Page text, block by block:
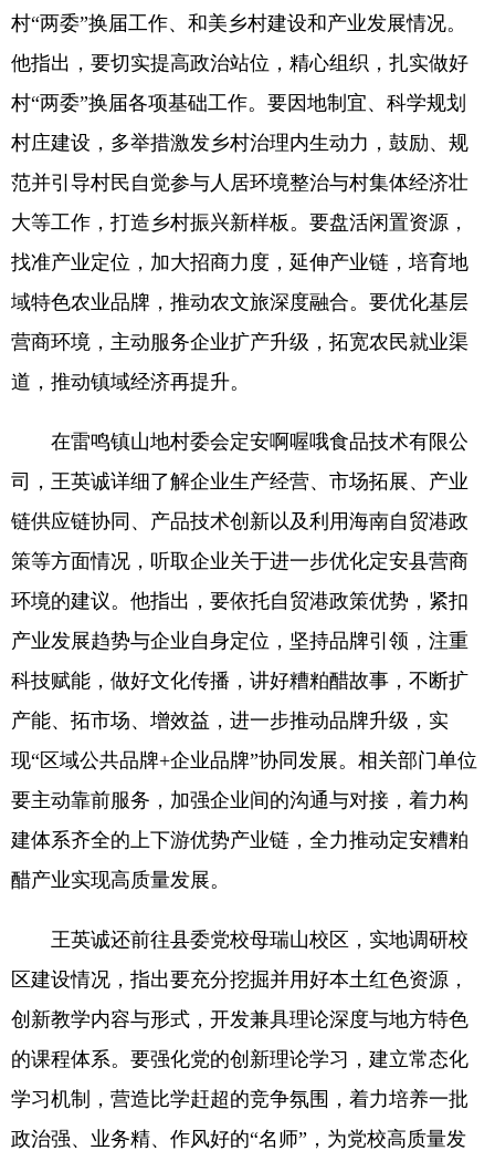
村“两委”换届工作、和美乡村建设和产业发展情况。
他指出，要切实提高政治站位，精心组织，扎实做好
村“两委”换届各项基础工作。要因地制宜、科学规划
村庄建设，多举措激发乡村治理内生动力，鼓励、规
范并引导村民自觉参与人居环境整治与村集体经济壮
大等工作，打造乡村振兴新样板。要盘活闲置资源，
找准产业定位，加大招商力度，延伸产业链，培育地
域特色农业品牌，推动农文旅深度融合。要优化基层
营商环境，主动服务企业扩产升级，拓宽农民就业渠
道，推动镇域经济再提升。
在雷鸣镇山地村委会定安啊喔哦食品技术有限公
司，王英诚详细了解企业生产经营、市场拓展、产业
链供应链协同、产品技术创新以及利用海南自贸港政
策等方面情况，听取企业关于进一步优化定安县营商
环境的建议。他指出，要依托自贸港政策优势，紧扣
产业发展趋势与企业自身定位，坚持品牌引领，注重
科技赋能，做好文化传播，讲好糟粕醋故事，不断扩
产能、拓市场、增效益，进一步推动品牌升级，实
现“区域公共品牌+企业品牌”协同发展。相关部门单位
要主动靠前服务，加强企业间的沟通与对接，着力构
建体系齐全的上下游优势产业链，全力推动定安糟粕
醋产业实现高质量发展。
王英诚还前往县委党校母瑞山校区，实地调研校
区建设情况，指出要充分挖掘并用好本土红色资源，
创新教学内容与形式，开发兼具理论深度与地方特色
的课程体系。要强化党的创新理论学习，建立常态化
学习机制，营造比学赶超的竞争氛围，着力培养一批
政治强、业务精、作风好的“名师”，为党校高质量发